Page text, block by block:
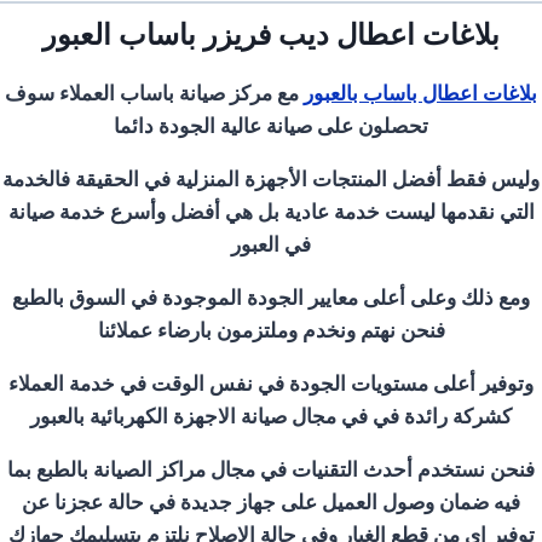
بلاغات اعطال ديب فريزر باساب العبور
بلاغات اعطال باساب بالعبور مع مركز صيانة باساب العملاء سوف
تحصلون على صيانة عالية الجودة دائما
وليس فقط أفضل المنتجات الأجهزة المنزلية في الحقيقة فالخدمة
التي نقدمها ليست خدمة عادية بل هي أفضل وأسرع خدمة صيانة
في العبور
ومع ذلك وعلى أعلى معايير الجودة الموجودة في السوق بالطبع
فنحن نهتم ونخدم وملتزمون بارضاء عملائنا
وتوفير أعلى مستويات الجودة في نفس الوقت في خدمة العملاء
كشركة رائدة في في مجال صيانة الاجهزة الكهربائية بالعبور
فنحن نستخدم أحدث التقنيات في مجال مراكز الصيانة بالطبع بما
فيه ضمان وصول العميل على جهاز جديدة في حالة عجزنا عن
توفير اي من قطع الغيار وفي حالة الاصلاح نلتزم بتسليمك جهازك